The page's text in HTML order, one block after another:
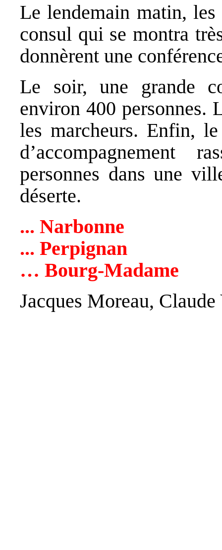
Le lendemain matin,
consul qui se montra
donnèrent une
Le soir, une grande
environ 400 personnes.
les marcheurs. Enfin,
d’accompagnement
personnes dans une
déserte.
... Narbonne
... Perpignan
… Bourg-Madame
Jacques Moreau, Claude